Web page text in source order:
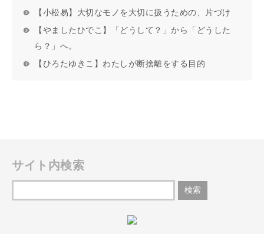
【小松易】大切なモノを大切に扱うための、片づけ
【やましたひでこ】「どうして？」から「どうした
ら？」へ。
【ひろたゆきこ】わたしが断捨離をする目的
サイト内検索